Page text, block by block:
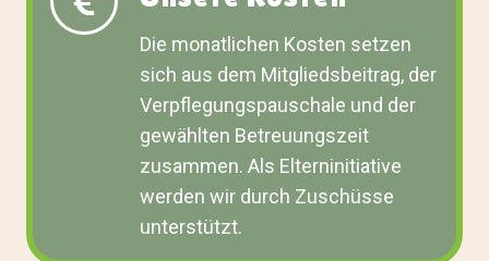
Die monatlichen Kosten setzen
sich aus dem Mitgliedsbeitrag, der
Verpflegungspauschale und der
gewählten Betreuungszeit
zusammen. Als Elterninitiative
werden wir durch Zuschüsse
unterstützt.